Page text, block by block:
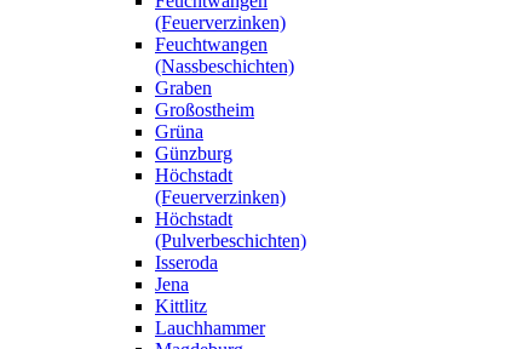
(Feuerverzinken)
Feuchtwangen
(Nassbeschichten)
Graben
Großostheim
Grüna
Günzburg
Höchstadt
(Feuerverzinken)
Höchstadt
(Pulverbeschichten)
Isseroda
Jena
Kittlitz
Lauchhammer